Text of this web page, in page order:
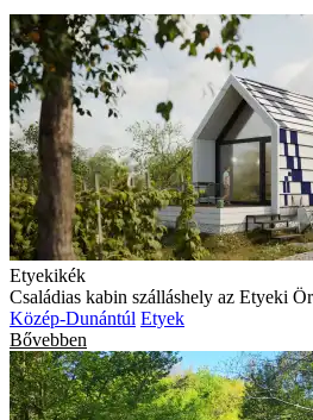
Etyekikék
Családias kabin szálláshely az Etyeki
Közép-Dunántúl Etyek
Bővebben